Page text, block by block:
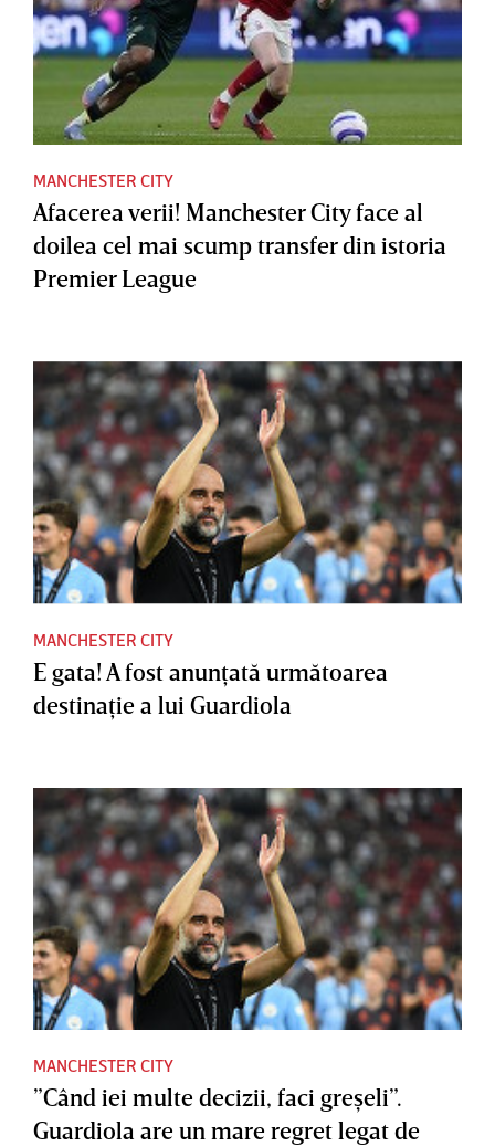
MANCHESTER CITY
Afacerea verii! Manchester City face al
doilea cel mai scump transfer din istoria
Premier League
MANCHESTER CITY
E gata! A fost anunţată următoarea
destinaţie a lui Guardiola
MANCHESTER CITY
”Când iei multe decizii, faci greşeli”.
Guardiola are un mare regret legat de